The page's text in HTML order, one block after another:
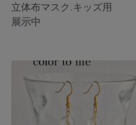
立体布マスク.キッズ用
展示中